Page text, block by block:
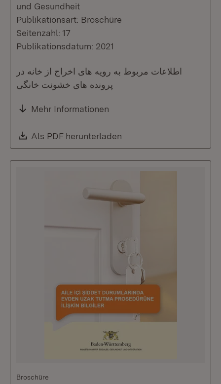
und Gesundheit
Publikationsart: Broschüre
Seitenzahl: 17
Publikationsdatum: 2021
اطلاعات مربوط به رویه های اخراج از خانه در
پرونده های خشونت خانگی
Mehr Informationen
Download:
Als PDF herunterladen
Broschüre